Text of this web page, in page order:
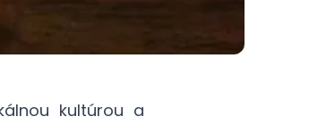
kultúrou a